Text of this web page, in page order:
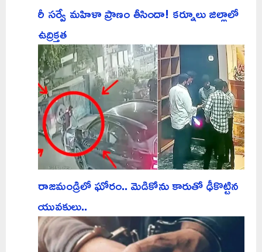
రీ సర్వే మహిళా ప్రాణం తీసిందా! కర్నూలు జిల్లాలో
ఉద్రిక్తత
రాజమండ్రిలో ఘోరం.. మెడికోను కారుతో ఢీకొట్టిన
యువకులు..